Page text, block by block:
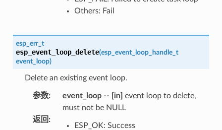
Others: Fail
esp_err_t
esp_event_loop_delete(esp_event_loop_handle_t
event_loop)
Delete an existing event loop.
参数: event_loop-- [in] event loop to delete,
must not be NULL
返回 :
ESP_OK: Success